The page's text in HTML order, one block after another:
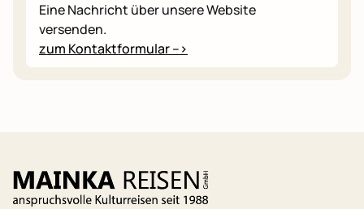
Eine Nachricht über unsere Website
versenden.
zum Kontaktformular -->